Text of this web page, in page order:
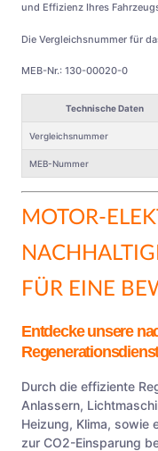
und Effizienz Ihres
Die Vergleichsnummer für
MEB-Nr.: 130-00020-0
Technische Daten
Vergleichsnummer
MEB-Nummer
MOTOR-
FÜR EINE
Entdecke unsere
Durch die effiziente
Anlassern,
Heizung, Klima, sowie
zur CO2-Einsparung